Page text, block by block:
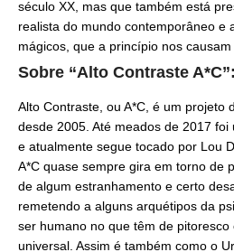
século XX, mas que também está
realista do mundo contemporâneo e
mágicos, que a princípio nos causam
Sobre “Alto Contraste A*C”:
Alto Contraste, ou A*C, é um projeto
desde 2005. Até meados de 2017
e atualmente segue tocado por Lou
A*C quase sempre gira em torno de
de algum estranhamento e certo
remetendo a alguns arquétipos da
ser humano no que têm de
universal. Assim é também como o